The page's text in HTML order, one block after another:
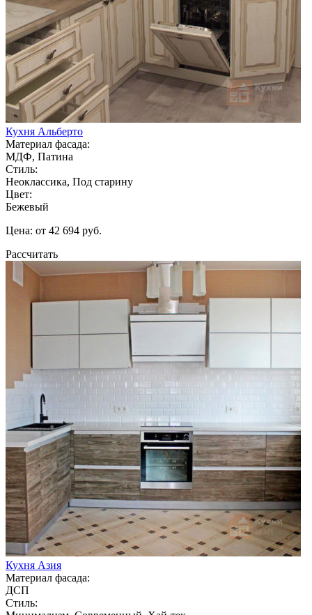
Кухня Альберто
Материал фасада:
МДФ, Патина
Стиль:
Неоклассика, Под старину
Цвет:
Бежевый
Цена: от 42 694 руб.
Рассчитать
Кухня Азия
Материал фасада:
ДСП
Стиль: